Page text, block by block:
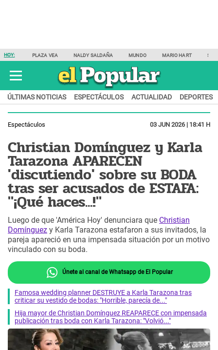
HOY: PLAZA VEA NALDY SALDAÑA MUNDO MARIO HART
ÚLTIMAS NOTICIAS ESPECTÁCULOS ACTUALIDAD DEPORTES
Espectáculos 03 JUN 2026 | 18:41 H
Christian Domínguez y Karla
Tarazona APARECEN
'discutiendo' sobre su BODA
tras ser acusados de ESTAFA:
"¡Qué haces...!"
Luego de que 'América Hoy' denunciara que Christian
Domínguez y Karla Tarazona estafaron a sus invitados, la
pareja apareció en una impensada situación por un motivo
vinculado con su boda.
Únete al canal de Whatsapp de El Popular
Famosa wedding planner DESTRUYE a Karla Tarazona tras
criticar su vestido de bodas: "Horrible, parecía de..."
Hija mayor de Christian Domínguez REAPARECE con impensada
publicación tras boda con Karla Tarazona: "Volvió..."